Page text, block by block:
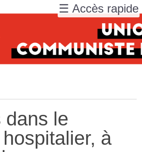
dans le
à
☰ Accès rapide